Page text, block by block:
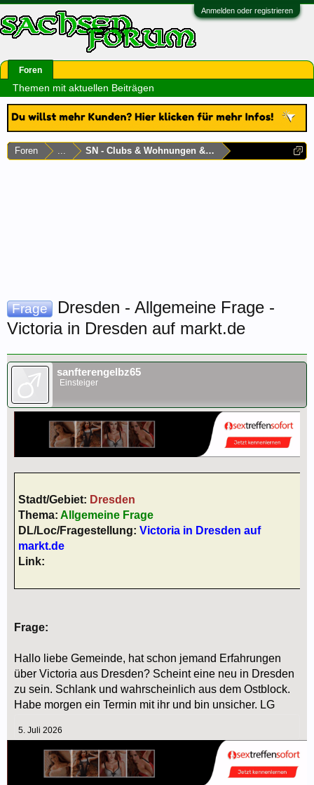
Anmelden oder registrieren
Foren ... SN - Clubs & Wohnungen & Laufhäuser
Frage
Dresden - Allgemeine Frage -
Victoria in Dresden auf markt.de
sanfterengelbz65
Einsteiger
Stadt/Gebiet: Dresden
Thema: Allgemeine Frage
DL/Loc/Fragestellung: Victoria in Dresden auf
markt.de
Link:
Frage:
Hallo liebe Gemeinde, hat schon jemand Erfahrungen
über Victoria aus Dresden? Scheint eine neu in Dresden
zu sein. Schlank und wahrscheinlich aus dem Ostblock.
Habe morgen ein Termin mit ihr und bin unsicher. LG
5. Juli 2026
Foren
Themen mit aktuellen Beiträgen